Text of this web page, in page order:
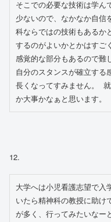
そこでの必要な技術は学ん
少ないので、なかなか自信
科ならではの技術もあるか
するのがよいかとかはすご
感覚的な部分もあるので難
自分のスタンスが確立する
長くなってすみません。
か大事かなぁと思います。
12.
大学へは小児看護志望で入
いたら精神科の教授に助
が多く、行ってみたいなー